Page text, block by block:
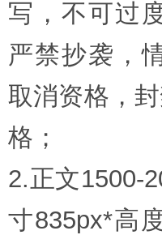
写，不可过
严禁抄袭，
取消资格，
格；
2.正文1500-
寸835px*高